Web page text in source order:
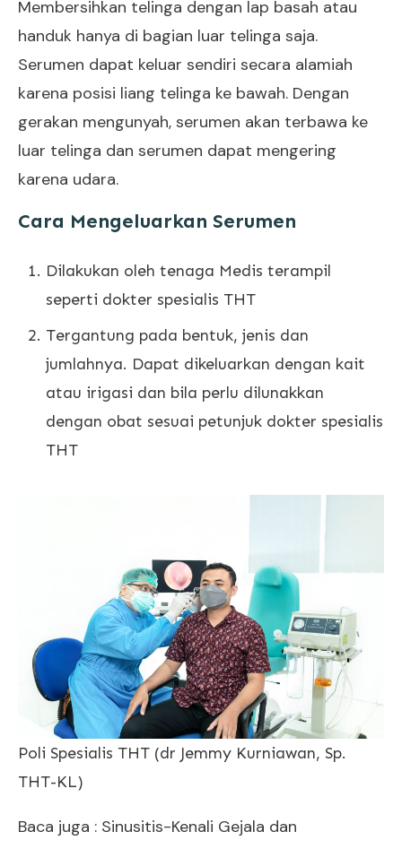
Membersihkan telinga dengan lap basah atau
handuk hanya di bagian luar telinga saja.
Serumen dapat keluar sendiri secara alamiah
karena posisi liang telinga ke bawah. Dengan
gerakan mengunyah, serumen akan terbawa ke
luar telinga dan serumen dapat mengering
karena udara.
Cara Mengeluarkan Serumen
Dilakukan oleh tenaga Medis terampil
seperti dokter spesialis THT
Tergantung pada bentuk, jenis dan
jumlahnya. Dapat dikeluarkan dengan kait
atau irigasi dan bila perlu dilunakkan
dengan obat sesuai petunjuk dokter spesialis
THT
Poli Spesialis THT (dr Jemmy Kurniawan, Sp.
THT-KL)
Baca juga : Sinusitis-Kenali Gejala dan